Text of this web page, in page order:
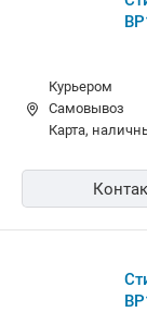
Курьером
Самовывоз
карта,